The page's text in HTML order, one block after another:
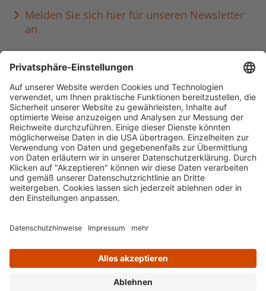
Melden Sie sich hier für unseren Newsletter
an
Häufig aufgerufen
Standorte & Öffnungszeiten
anmelden & ausleihen
Ausbildung & Karriere
Impressum Datenschutz Barrierefreiheit
literaturportal-bayern.de